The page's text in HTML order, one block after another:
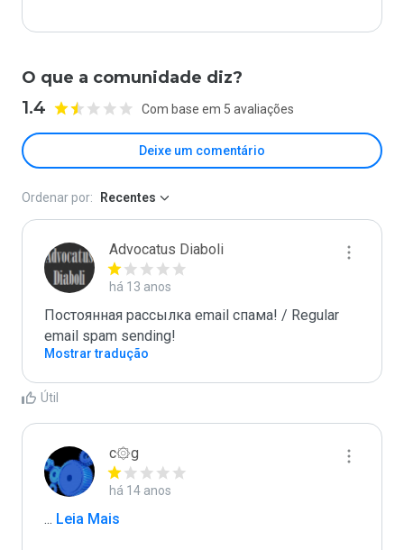
O que a comunidade diz?
1.4 Com base em 5 avaliações
Deixe um comentário
Ordenar por: Recentes
Advocatus Diaboli
há 13 anos
Постоянная рассылка email спама! / Regular
email spam sending!
Mostrar tradução
Útil
c۞g
há 14 anos
... Leia Mais